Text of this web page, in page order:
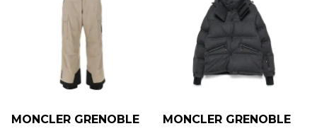
MONCLER GRENOBLE MONCLER GRENOBLE